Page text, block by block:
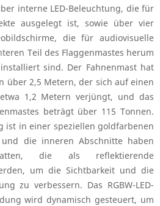
interne LED-Beleuchtung, die für
ausgelegt ist, sowie über vier
die für audiovisuelle
Teil des Flaggenmastes herum
sind. Der Fahnenmast hat
über 2,5 Metern, der sich auf einen
1,2 Metern verjüngt, und das
beträgt über 115 Tonnen.
ist in einer speziellen goldfarbenen
und die inneren Abschnitte haben
die als reflektierende
um die Sichtbarkeit und die
zu verbessern. Das RGBW-LED-
wird dynamisch gesteuert, um